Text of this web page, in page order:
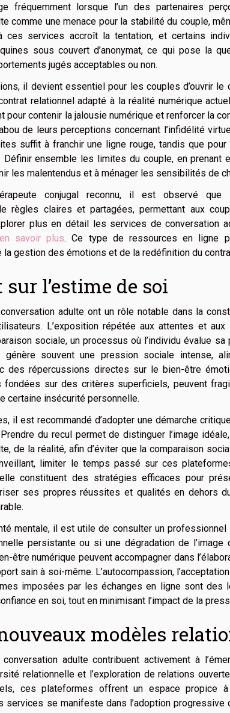
fréquemment lorsque l’un des partenaires
comme une menace pour la stabilité du couple,
ces services accroît la tentation, et certains
sous couvert d’anonymat, ce qui pose la
jugés acceptables ou non.
il devient essentiel pour les couples d’ouvrir
relationnel adapté à la réalité numérique
pour contenir la jalousie numérique et renforcer la
de leurs perceptions concernant l’infidélité
suffit à franchir une ligne rouge, tandis que pour
Définir ensemble les limites du couple, en prenant
les malentendus et à ménager les sensibilités de
conjugal reconnu, il est observé que
règles claires et partagées, permettant aux
plus en détail les services de conversation
savoir plus. Ce type de ressources en ligne
la gestion des émotions et de la redéfinition du
sur l’estime de soi
adulte ont un rôle notable dans la
L’exposition répétée aux attentes et
sociale, un processus où l’individu évalue
génère souvent une pression sociale intense,
des répercussions directes sur le bien-être
fondées sur des critères superficiels, peuvent
certaine insécurité personnelle.
il est recommandé d’adopter une démarche
du recul permet de distinguer l’image
de la réalité, afin d’éviter que la comparaison
limiter le temps passé sur ces
constituent des stratégies efficaces pour
ses propres réussites et qualités en dehors
mentale, il est utile de consulter un
persistante ou si une dégradation de
être numérique peuvent accompagner dans
sain à soi-même. L’autocompassion,
imposées par les échanges en ligne sont des
en soi, tout en minimisant l’impact de la
modèles
adulte contribuent activement à
relationnelle et l’exploration de relations
ces plateformes offrent un espace propice
services se manifeste dans l’adoption